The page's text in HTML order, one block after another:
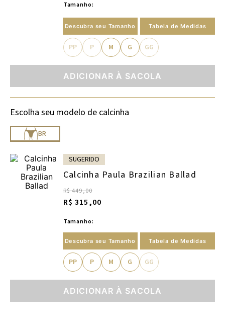
Tamanho:
Descubra seu Tamanho Tabela de Medidas
PP P M G GG
ADICIONAR À SACOLA
Escolha seu modelo de calcinha
BR
SUGERIDO
Calcinha Paula Brazilian Ballad
R$ 449,00
R$ 315,00
Tamanho:
Descubra seu Tamanho Tabela de Medidas
PP P M G GG
ADICIONAR À SACOLA